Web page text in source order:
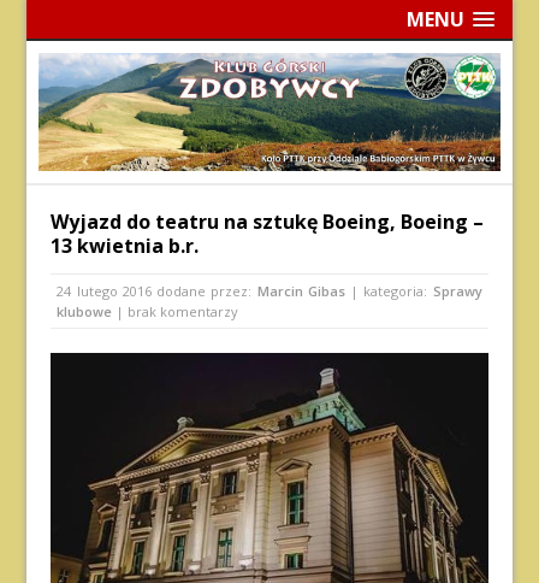
MENU
Wyjazd do teatru na sztukę Boeing, Boeing –
13 kwietnia b.r.
24 lutego 2016dodane przez: Marcin Gibas | kategoria: Sprawy
klubowe | brak komentarzy